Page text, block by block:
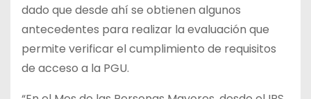
dado que desde ahí se obtienen algunos
antecedentes para realizar la evaluación que
permite verificar el cumplimiento de requisitos
de acceso a la PGU.